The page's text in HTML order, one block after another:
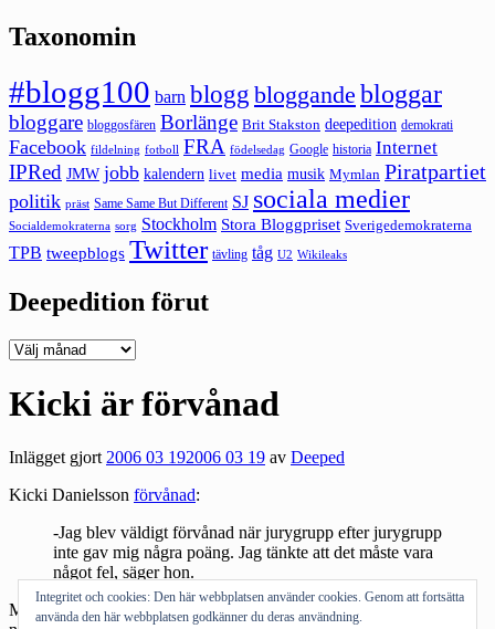
Taxonomin
#blogg100 barn blogg bloggande bloggar
bloggare bloggosfären Borlänge Brit Stakston deepedition demokrati
Facebook fildelning fotboll FRA födelsedag Google historia Internet
IPRed JMW jobb kalendern livet media musik Mymlan Piratpartiet
politik präst Same Same But Different SJ sociala medier
Socialdemokraterna sorg Stockholm Stora Bloggpriset Sverigedemokraterna
TPB tweepblogs Twitter tävling tåg U2 Wikileaks
Deepedition förut
Deepedition
Kicki är förvånad
Inlägget gjort2006 03 192006 03 19 av Deeped
Kicki Danielsson förvånad:
-Jag blev väldigt förvånad när jurygrupp efter jurygrupp
inte gav mig några poäng. Jag tänkte att det måste vara
något fel, säger hon.
Men snälla Kicki. Hela din uppenbarelse gör ont i själen. Lägg av
Integritet och cookies: Den här webbplatsen använder cookies. Genom att fortsätta
använda den här webbplatsen godkänner du deras användning.